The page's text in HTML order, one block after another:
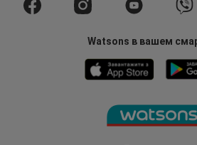
Watsons в вашем